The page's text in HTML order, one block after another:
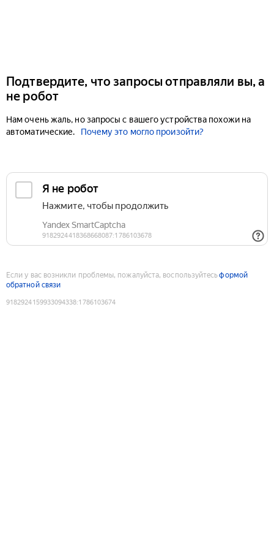
Подтвердите, что запросы отправляли вы, а
не робот
Нам очень жаль, но запросы с вашего устройства похожи на
автоматические.
Почему это могло произойти?
Если у вас возникли проблемы, пожалуйста, воспользуйтесьформой
обратной связи
9182924159933094338:1786103674